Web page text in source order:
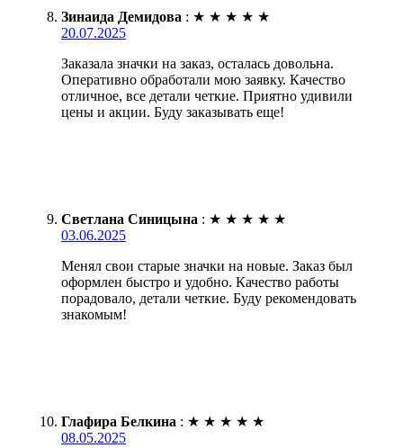
Зинаида Демидова : ★ ★ ★ ★ ★
20.07.2025
Заказала значки на заказ, осталась довольна.
Оперативно обработали мою заявку. Качество
отличное, все детали четкие. Приятно удивили
цены и акции. Буду заказывать еще!
Светлана Синицына : ★ ★ ★ ★ ★
03.06.2025
Менял свои старые значки на новые. Заказ был
оформлен быстро и удобно. Качество работы
порадовало, детали четкие. Буду рекомендовать
знакомым!
Глафира Белкина : ★ ★ ★ ★ ★
08.05.2025